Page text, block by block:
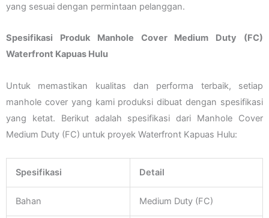
yang sesuai dengan permintaan pelanggan.
Spesifikasi Produk Manhole Cover Medium Duty (FC)
Waterfront Kapuas Hulu
Untuk memastikan kualitas dan performa terbaik, setiap
manhole cover yang kami produksi dibuat dengan spesifikasi
yang ketat. Berikut adalah spesifikasi dari Manhole Cover
Medium Duty (FC) untuk proyek Waterfront Kapuas Hulu:
Spesifikasi Detail
Bahan Medium Duty (FC)